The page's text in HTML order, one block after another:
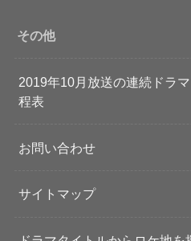
その他
2019年10月放送の連続ドラ
程表
お問い合わせ
サイトマップ